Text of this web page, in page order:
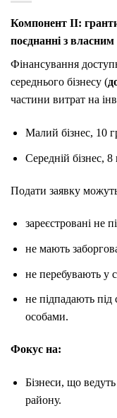
Компонент ІІ:
поєднанні з
Фінансування
середнього бізнесу (
частини витрат на
Малий бізнес, 10
Середній бізнес,
Подати заявку
зареєстровані не
не мають
не перебувають у
не підпадають під
особами.
Фокус на:
Бізнеси, що
району.